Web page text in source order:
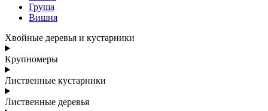
Груша
Вишня
Хвойные деревья и кустарники
Крупномеры
Лиственные кустарники
Лиственные деревья